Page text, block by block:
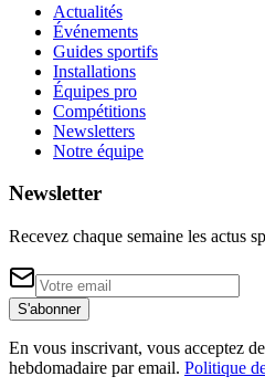
Actualités
Événements
Guides sportifs
Installations
Équipes pro
Compétitions
Newsletters
Notre équipe
Newsletter
Recevez chaque semaine les actus
S'abonner
En vous inscrivant, vous acceptez
hebdomadaire par email. Politique